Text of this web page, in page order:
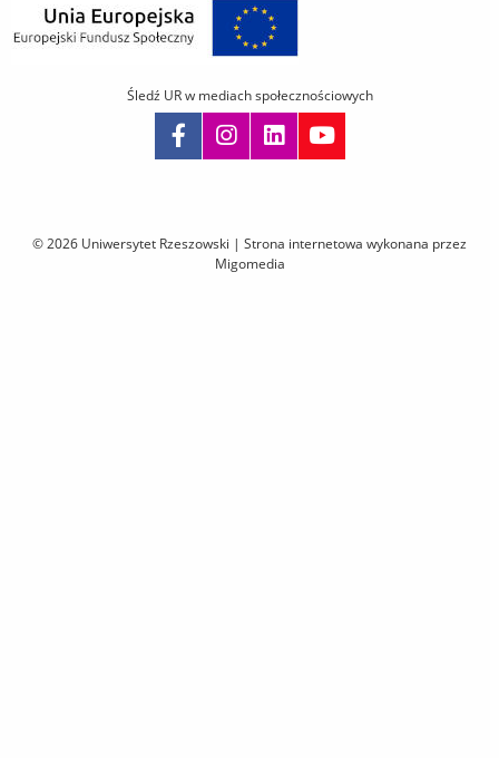
© 2026 Uniwersytet Rzeszowski | Strona internetowa wykonana przez
Migomedia
Śledź UR w mediach społecznościowych
i
przejdź